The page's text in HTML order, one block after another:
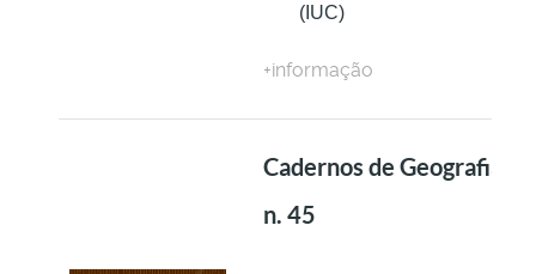
(IUC)
+informação
Cadernos de Geografia
n. 45